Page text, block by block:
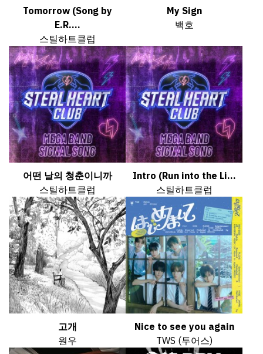
Tomorrow (Song by
E.R....
스틸하트클럽
My Sign
백호
어떤 날의 청춘이니까
스틸하트클럽
Intro (Run into the Li...
스틸하트클럽
고개
원우
Nice to see you again
TWS (투어스)